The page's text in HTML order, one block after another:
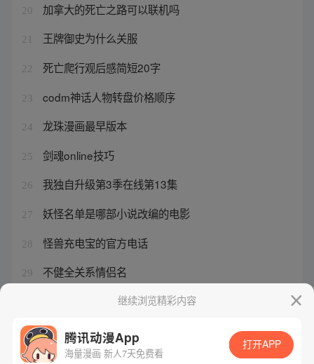
20 加拿大的死亡之路可以联机吗
21 王牌御史为什么关服
22 死亡爬行观后感简短20字
23 codm神话人物转盘价格顺序
24 龙珠漫画最早版本
25 剑魂online技巧
26 我独自升级第3季在线第13集
27 妖怪名单是哪部小说改编的电影
28 怪兽充电宝的官方电话
29 不健全关系情侣名
最强祖师有没有渠道服继续浏览精彩内容
腾讯动漫App
海量漫画 新人7天免费看
打开APP